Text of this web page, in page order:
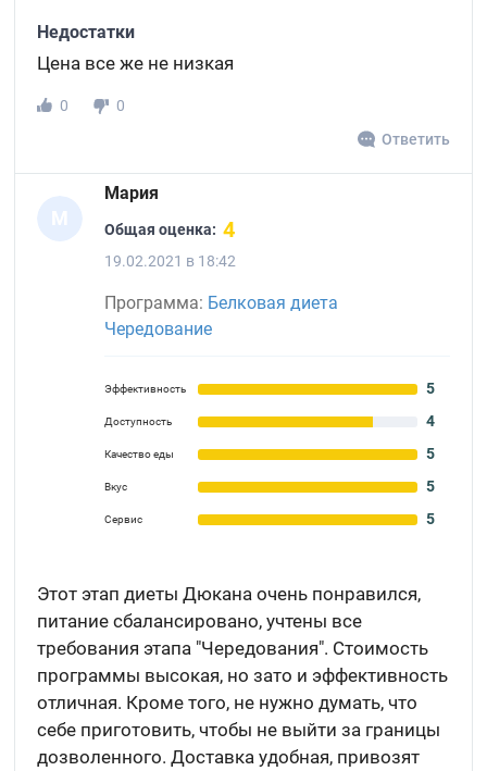
Недостатки
Цена все же не низкая
0
0
Ответить
М
Мария
Общая оценка: 4
19.02.2021 в 18:42
Программа: Белковая диета
Чередование
Эффективность 5
Доступность 4
Качество еды 5
Вкус 5
Сервис 5
Этот этап диеты Дюкана очень понравился,
питание сбалансировано, учтены все
требования этапа "Чередования". Стоимость
программы высокая, но зато и эффективность
отличная. Кроме того, не нужно думать, что
себе приготовить, чтобы не выйти за границы
дозволенного. Доставка удобная, привозят